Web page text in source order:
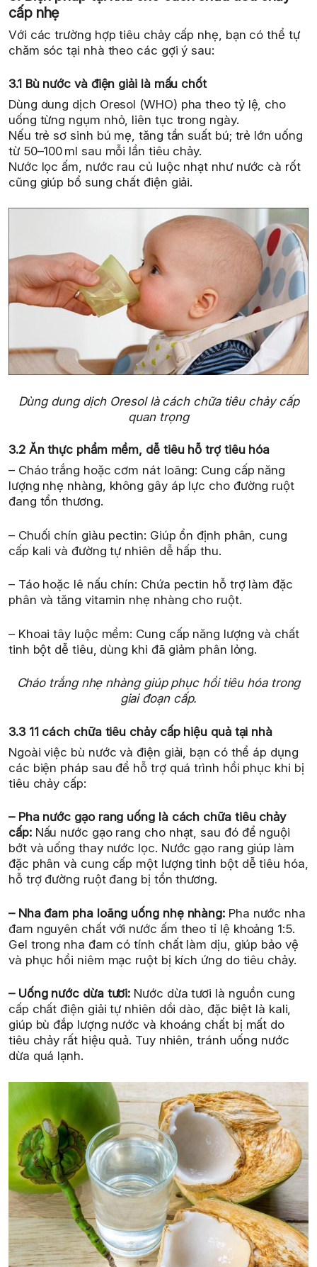
cấp nhẹ
Với các trường hợp tiêu chảy cấp nhẹ, bạn có thể tự
chăm sóc tại nhà theo các gợi ý sau:
3.1 Bù nước và điện giải là mấu chốt
Dùng dung dịch Oresol (WHO) pha theo tỷ lệ, cho
uống từng ngụm nhỏ, liên tục trong ngày.
Nếu trẻ sơ sinh bú mẹ, tăng tần suất bú; trẻ lớn uống
từ 50–100 ml sau mỗi lần tiêu chảy.
Nước lọc ấm, nước rau củ luộc nhạt như nước cà rốt
cũng giúp bổ sung chất điện giải.
Dùng dung dịch Oresol là cách chữa tiêu chảy cấp
quan trọng
3.2 Ăn thực phẩm mềm, dễ tiêu hỗ trợ tiêu hóa
– Cháo trắng hoặc cơm nát loãng: Cung cấp năng
lượng nhẹ nhàng, không gây áp lực cho đường ruột
đang tổn thương.
– Chuối chín giàu pectin: Giúp ổn định phân, cung
cấp kali và đường tự nhiên dễ hấp thu.
– Táo hoặc lê nấu chín: Chứa pectin hỗ trợ làm đặc
phân và tăng vitamin nhẹ nhàng cho ruột.
– Khoai tây luộc mềm: Cung cấp năng lượng và chất
tinh bột dễ tiêu, dùng khi đã giảm phân lỏng.
Cháo trắng nhẹ nhàng giúp phục hồi tiêu hóa trong
giai đoạn cấp.
3.3 11 cách chữa tiêu chảy cấp hiệu quả tại nhà
Ngoài việc bù nước và điện giải, bạn có thể áp dụng
các biện pháp sau để hỗ trợ quá trình hồi phục khi bị
tiêu chảy cấp:
– Pha nước gạo rang uống là cách chữa tiêu chảy
cấp:Nấu nước gạo rang cho nhạt, sau đó để nguội
bớt và uống thay nước lọc. Nước gạo rang giúp làm
đặc phân và cung cấp một lượng tinh bột dễ tiêu hóa,
hỗ trợ đường ruột đang bị tổn thương.
– Nha đam pha loãng uống nhẹ nhàng: Pha nước nha
đam nguyên chất với nước ấm theo tỉ lệ khoảng 1:5.
Gel trong nha đam có tính chất làm dịu, giúp bảo vệ
và phục hồi niêm mạc ruột bị kích ứng do tiêu chảy.
– Uống nước dừa tươi: Nước dừa tươi là nguồn cung
cấp chất điện giải tự nhiên dồi dào, đặc biệt là kali,
giúp bù đắp lượng nước và khoáng chất bị mất do
tiêu chảy rất hiệu quả. Tuy nhiên, tránh uống nước
dừa quá lạnh.